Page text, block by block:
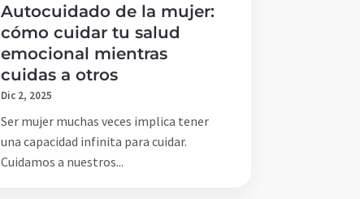
Autocuidado de la mujer:
cómo cuidar tu salud
emocional mientras
cuidas a otros
Dic 2, 2025
Ser mujer muchas veces implica tener
una capacidad infinita para cuidar.
Cuidamos a nuestros...